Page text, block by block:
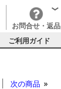
お問合せ・返品
ご利用ガイド
次の商品